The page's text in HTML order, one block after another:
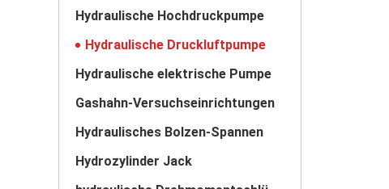
Hydraulische Hochdruckpumpe
Hydraulische Druckluftpumpe
Hydraulische elektrische Pumpe
Gashahn-Versuchseinrichtungen
Hydraulisches Bolzen-Spannen
Hydrozylinder Jack